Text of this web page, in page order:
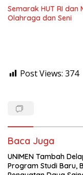
Semarak HUT RI dan
Olahraga dan Seni
Post Views: 374
Baca Juga
UNIMEN Tambah
Program Studi Baru,